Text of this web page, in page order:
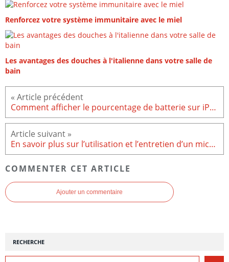
Renforcez votre système immunitaire avec le miel
Les avantages des douches à l'italienne dans votre salle de
bain
Comment afficher le pourcentage de batterie sur iPhone 14 ?
En savoir plus sur l’utilisation et l’entretien d’un micro-ondes
COMMENTER CET ARTICLE
Ajouter un commentaire
RECHERCHE